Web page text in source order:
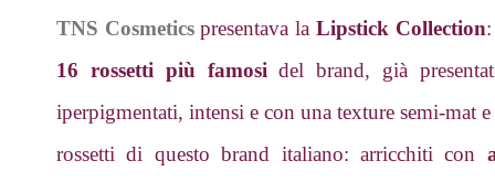
TNS Cosmeticspresentava la Lipstick Collection
16 rossetti più famosi del brand, già
iperpigmentati, intensi e con una texture semi-mat
rossetti di questo brand italiano: arricchiti con